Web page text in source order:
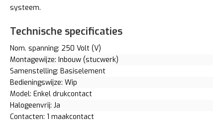
systeem.
Technische specificaties
Nom. spanning: 250 Volt (V)
Montagewijze: Inbouw (stucwerk)
Samenstelling: Basiselement
Bedieningswijze: Wip
Model: Enkel drukcontact
Halogeenvrij: Ja
Contacten: 1 maakcontact